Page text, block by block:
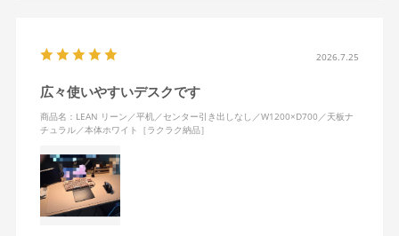
2026.7.25
広々使いやすいデスクです
商品名：LEAN リーン／平机／センター引き出しなし／W1200×D700／天板ナ
チュラル／本体ホワイト［ラクラク納品］